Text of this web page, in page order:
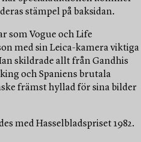
stämpel på baksidan.
som Vogue och Life
med sin Leica-kamera viktiga
skildrade allt från Gandhis
och Spaniens brutala
främst hyllad för sina bilder
med Hasselbladspriset 1982.